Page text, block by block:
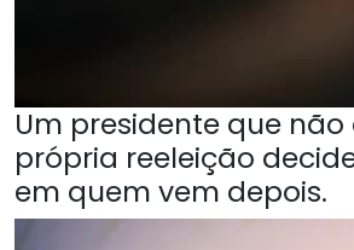
Um presidente que
própria reeleição
em quem vem depois.